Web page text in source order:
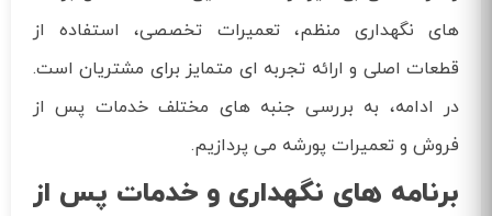
های نگهداری منظم، تعمیرات تخصصی، استفاده از
قطعات اصلی و ارائه تجربه‌ ای متمایز برای مشتریان است.
در ادامه، به بررسی جنبه‌ های مختلف خدمات پس از
فروش و تعمیرات پورشه می‌ پردازیم.
برنامه‌ های نگهداری و خدمات پس از